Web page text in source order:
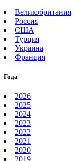
Великобритания
Россия
США
Турция
Украина
Франция
Года
2026
2025
2024
2023
2022
2021
2020
2019